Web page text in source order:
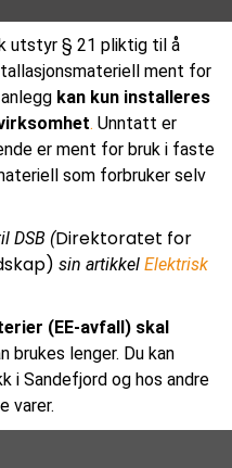
utstyr § 21 pliktig til å
ment for
kan kun installeres
. Unntatt er
er ment for bruk i faste
som forbruker selv
DSB (Direktoratet for
sin artikkel Elektrisk
(EE-avfall) skal
brukes lenger. Du kan
i Sandefjord og hos andre
varer.